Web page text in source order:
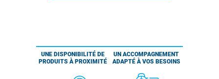
UNE DISPONIBILITÉ DE
PRODUITS À PROXIMITÉ
UN ACCOMPAGNEMENT
ADAPTÉ À VOS BESOINS